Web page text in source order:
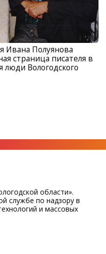
Ивана Полуянова
страница писателя в
Вологодского
области».
службе по надзору в
и массовых
решения о
аналитический центр